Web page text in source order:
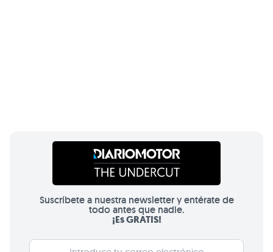
Suscríbete a nuestra newsletter y entérate de
todo antes que nadie.
¡Es GRATIS!